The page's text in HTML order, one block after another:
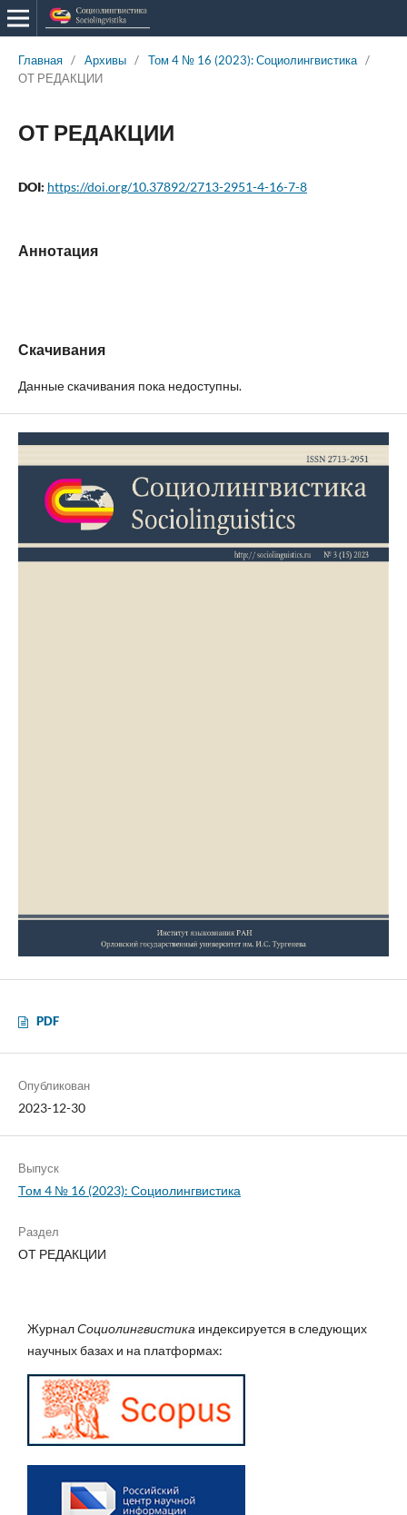
Главная / Архивы / Том 4 № 16 (2023): Социолингвистика /
ОТ РЕДАКЦИИ
ОТ РЕДАКЦИИ
DOI: https://doi.org/10.37892/2713-2951-4-16-7-8
Аннотация
Скачивания
Данные скачивания пока недоступны.
PDF
Опубликован
2023-12-30
Выпуск
Том 4 № 16 (2023): Социолингвистика
Раздел
ОТ РЕДАКЦИИ
ЖурналСоциолингвистика индексируется в следующих
научных базах и на платформах: